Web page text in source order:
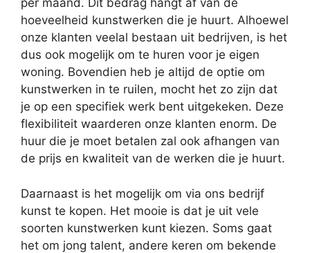
per maand. Dit bedrag hangt af van de
hoeveelheid kunstwerken die je huurt. Alhoewel
onze klanten veelal bestaan uit bedrijven, is het
dus ook mogelijk om te huren voor je eigen
woning. Bovendien heb je altijd de optie om
kunstwerken in te ruilen, mocht het zo zijn dat
je op een specifiek werk bent uitgekeken. Deze
flexibiliteit waarderen onze klanten enorm. De
huur die je moet betalen zal ook afhangen van
de prijs en kwaliteit van de werken die je huurt.
Daarnaast is het mogelijk om via ons bedrijf
kunst te kopen. Het mooie is dat je uit vele
soorten kunstwerken kunt kiezen. Soms gaat
het om jong talent, andere keren om bekende